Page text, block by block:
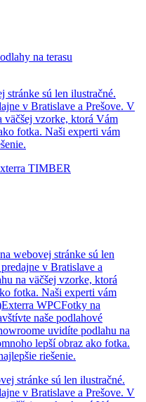
na terasu
stránke sú len ilustračné.
v Bratislave a Prešove. V
väčšej vzorke, ktorá Vám
fotka. Naši experti vám
TIMBER
webovej stránke sú len
v Bratislave a
na väčšej vzorke, ktorá
fotka. Naši experti vám
Exterra WPCFotky na
naše podlahové
uvidíte podlahu na
lepší obraz ako fotka.
riešenie.
stránke sú len ilustračné.
v Bratislave a Prešove. V